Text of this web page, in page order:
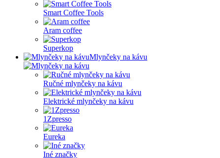
Smart Coffee Tools
Aram coffee
Superkop
Mlynčeky na kávu
Ručné mlynčeky na kávu
Elektrické mlynčeky na kávu
1Zpresso
Eureka
Iné značky